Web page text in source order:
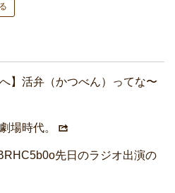
】活弁（かつべん）ってな〜
場時代。
先日のラジオ出演の